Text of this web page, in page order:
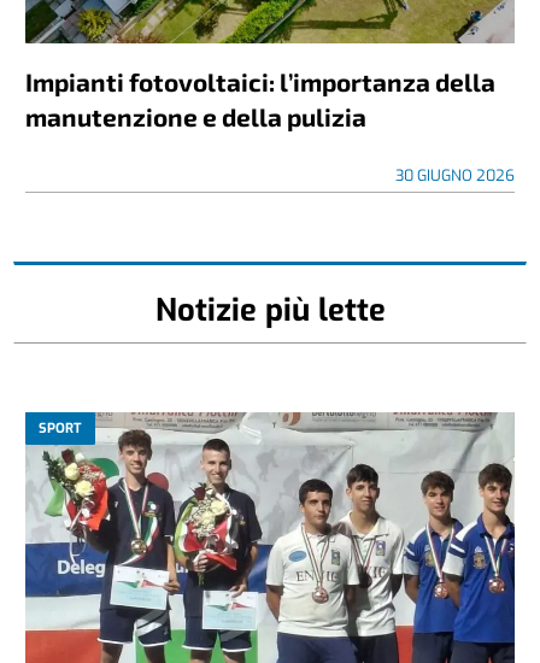
Impianti fotovoltaici: l’importanza della
manutenzione e della pulizia
30 GIUGNO 2026
Notizie più lette
SPORT